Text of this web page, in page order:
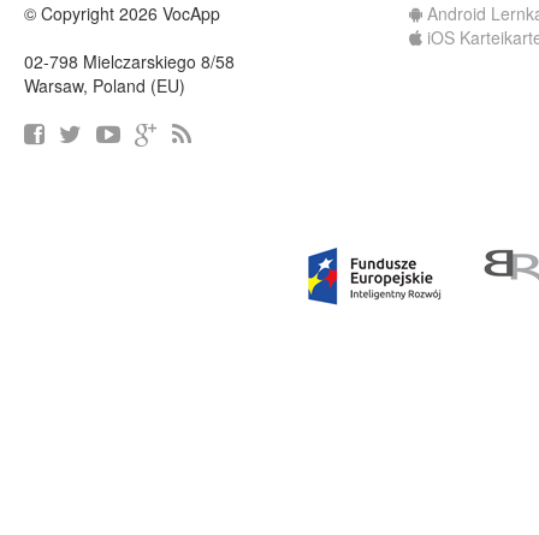
© Copyright 2026 VocApp
02-798 Mielczarskiego 8/58
Warsaw, Poland (EU)
Android
iOS